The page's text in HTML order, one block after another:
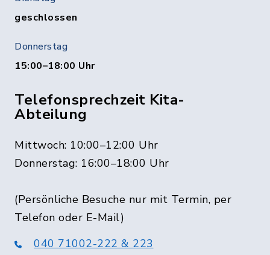
geschlossen
Donnerstag
15:00–18:00 Uhr
Telefonsprechzeit Kita-
Abteilung
Mittwoch: 10:00–12:00 Uhr
Donnerstag: 16:00–18:00 Uhr
(Persönliche Besuche nur mit Termin, per
Telefon oder E-Mail)
040 71002-222 & 223